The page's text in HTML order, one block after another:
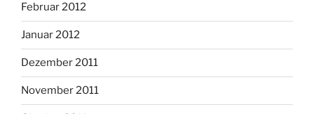
Februar 2012
Januar 2012
Dezember 2011
November 2011